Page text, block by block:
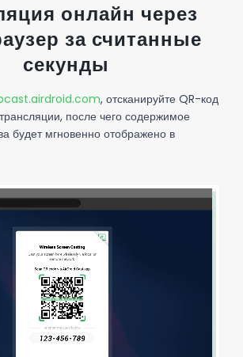
онлайн через
за считанные
секунды
, отсканируйте QR-код
после чего содержимое
будет мгновенно отображено в